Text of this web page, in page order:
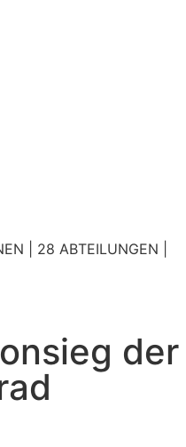
| 28 ABTEILUNGEN |
der